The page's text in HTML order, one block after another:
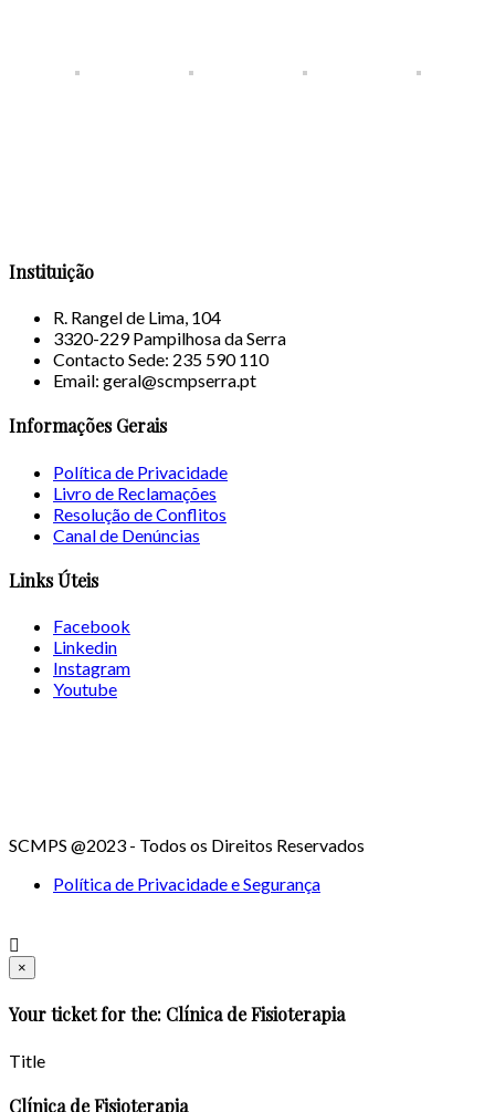
Instituição
R. Rangel de Lima, 104
3320-229 Pampilhosa da Serra
Contacto Sede: 235 590 110
Email: geral@scmpserra.pt
Informações Gerais
Política de Privacidade
Livro de Reclamações
Resolução de Conflitos
Canal de Denúncias
Links Úteis
Facebook
Linkedin
Instagram
Youtube
SCMPS @2023 - Todos os Direitos Reservados
Política de Privacidade e Segurança
×
Your ticket for the: Clínica de Fisioterapia
Title
Clínica de Fisioterapia